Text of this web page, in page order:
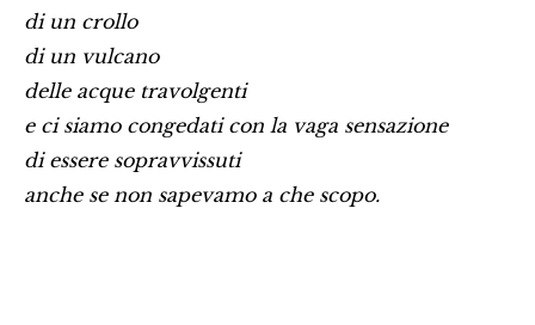
di un crollo
di un vulcano
delle acque travolgenti
e ci siamo congedati con la vaga sensazione
di essere sopravvissuti
anche se non sapevamo a che scopo.